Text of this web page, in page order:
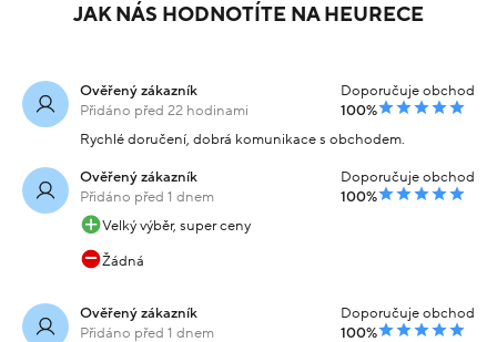
JAK NÁS HODNOTÍTE NA HEURECE
Ověřený zákazník
Přidáno před 22 hodinami
Doporučuje obchod
100%
Rychlé doručení, dobrá komunikace s obchodem.
Ověřený zákazník
Přidáno před 1 dnem
Doporučuje obchod
100%
Velký výběr, super ceny
Žádná
Ověřený zákazník
Přidáno před 1 dnem
Doporučuje obchod
100%